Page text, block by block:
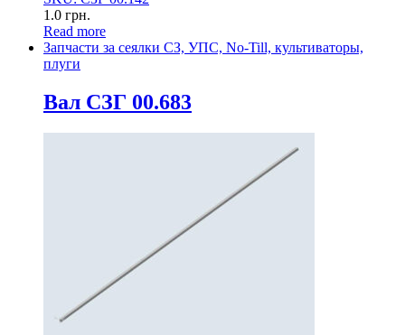
1.0 грн.
Read more
Запчасти за сеялки СЗ, УПС, No-Till, культиваторы,
плуги
Вал СЗГ 00.683